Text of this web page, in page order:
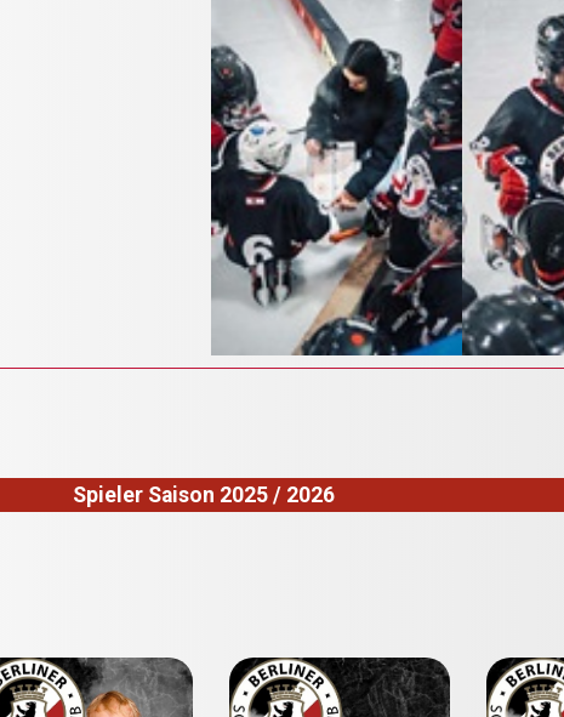
Spieler Saison 2025 / 2026